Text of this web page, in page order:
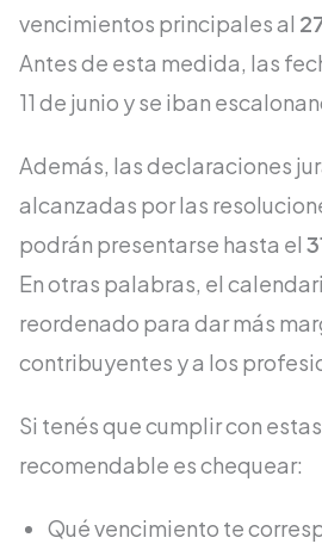
vencimientos principales al
Antes de esta medida, las
11 de junio y se iban
Además, las declaraciones
alcanzadas por las
podrán presentarse hasta el
En otras palabras, el
reordenado para dar más
contribuyentes y a los
Si tenés que cumplir con
recomendable es chequear:
Qué vencimiento te